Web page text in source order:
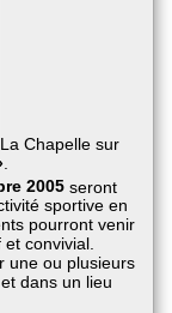
La Chapelle sur
2005 seront
sportive en
pourront venir
et convivial.
une ou plusieurs
dans un lieu